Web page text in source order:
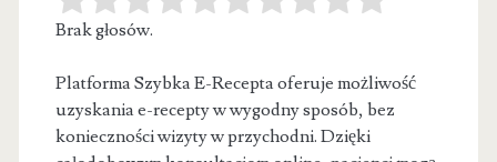
Brak głosów.
Platforma Szybka E-Recepta oferuje możliwość
uzyskania e-recepty w wygodny sposób, bez
konieczności wizyty w przychodni. Dzięki